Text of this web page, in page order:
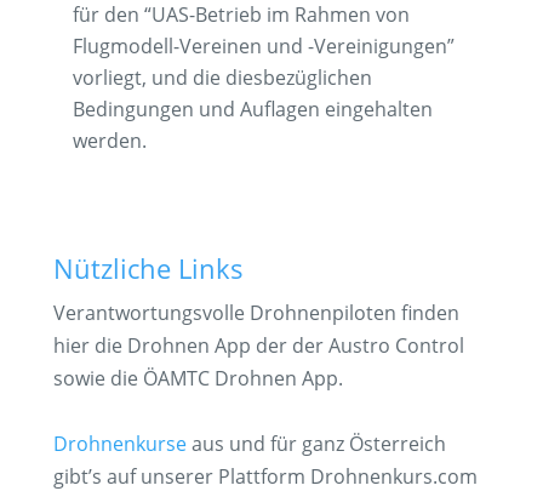
für den “UAS-Betrieb im Rahmen von
Flugmodell-Vereinen und -Vereinigungen”
vorliegt, und die diesbezüglichen
Bedingungen und Auflagen eingehalten
werden.
Nützliche Links
Verantwortungsvolle Drohnenpiloten finden
hier die Drohnen App der der Austro Control
sowie die ÖAMTC Drohnen App.
Drohnenkurseaus und für ganz Österreich
gibt’s auf unserer Plattform Drohnenkurs.com